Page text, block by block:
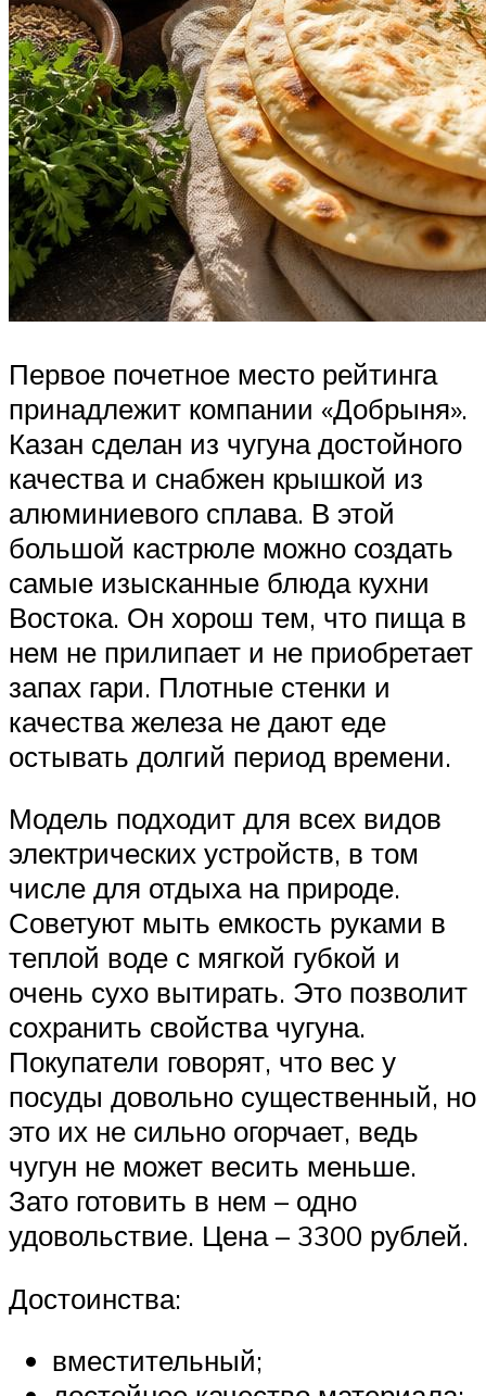
Первое почетное место рейтинга
принадлежит компании «Добрыня».
Казан сделан из чугуна достойного
качества и снабжен крышкой из
алюминиевого сплава. В этой
большой кастрюле можно создать
самые изысканные блюда кухни
Востока. Он хорош тем, что пища в
нем не прилипает и не приобретает
запах гари. Плотные стенки и
качества железа не дают еде
остывать долгий период времени.
Модель подходит для всех видов
электрических устройств, в том
числе для отдыха на природе.
Советуют мыть емкость руками в
теплой воде с мягкой губкой и
очень сухо вытирать. Это позволит
сохранить свойства чугуна.
Покупатели говорят, что вес у
посуды довольно существенный, но
это их не сильно огорчает, ведь
чугун не может весить меньше.
Зато готовить в нем – одно
удовольствие. Цена – 3300 рублей.
Достоинства:
вместительный;